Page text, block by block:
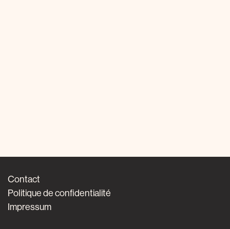
Contact
Politique de confidentialité
Impressum